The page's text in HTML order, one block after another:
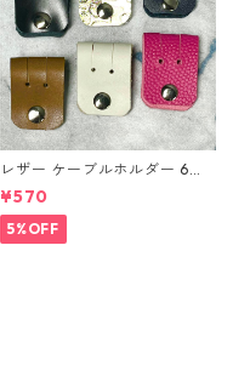
レザー ケーブルホルダー 6個
セット
¥570
5%OFF